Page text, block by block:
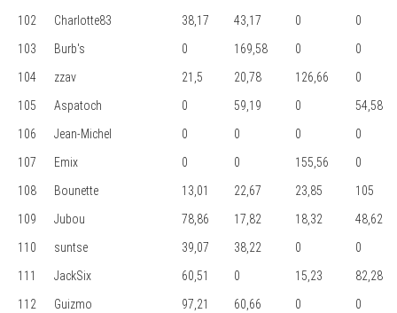
102
Charlotte83 38,17 43,17 0
0
103
Burb's 0 169,58 0
0
104
zzav 21,5 20,78 126,66
0
105
Aspatoch 0 59,19 0
54,58
106
Jean-Michel 0 0 0
0
107
Emix 0 0 155,56
0
108
Bounette 13,01 22,67 23,85
105
109
Jubou 78,86 17,82 18,32
48,62
110
suntse 39,07 38,22 0
0
111
JackSix 60,51 0 15,23
82,28
112
Guizmo 97,21 60,66 0
0